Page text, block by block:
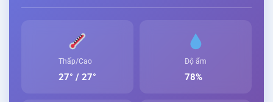
Thấp/Cao
27° / 27°
Độ ẩm
78%